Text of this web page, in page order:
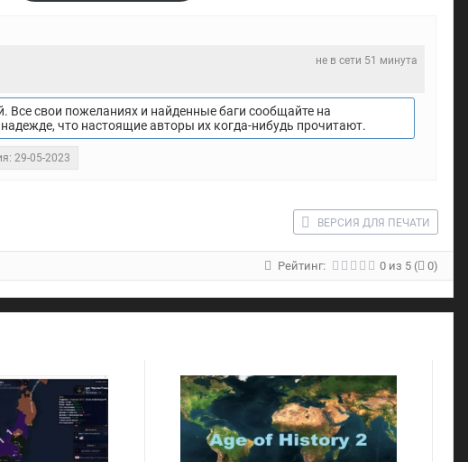
не в сети 51 минута
свои пожеланиях и найденные баги сообщайте на
что настоящие авторы их когда-нибудь прочитают.
29-05-2023
ВЕРСИЯ ДЛЯ ПЕЧАТИ
Рейтинг: 0 из 5 ( 0)